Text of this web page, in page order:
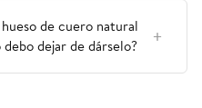
de cuero natural
dejar de dárselo?